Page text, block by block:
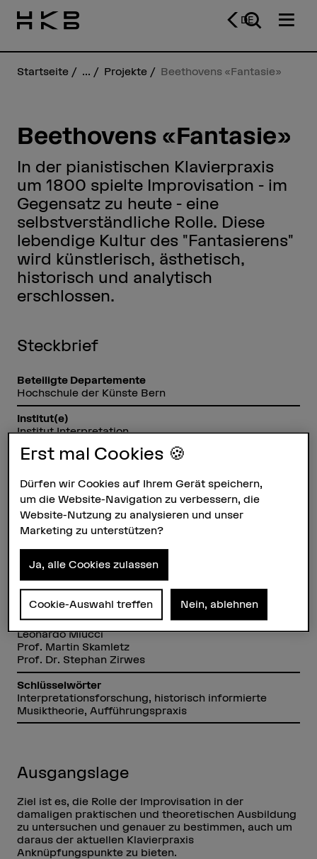
DE
Startseite ... Projekte Beethovens «Fantasie»
Beethovens «Fantasie»
In der pianistischen Klavierpraxis
um 1800 spielte Improvisation - im
Gegensatz zu heute - eine
selbstverständliche Rolle. Diese
lebendige Kultur des "Fantasierens"
wird künstlerisch, ästhetisch,
historisch und analytisch
erschlossen.
Steckbrief
Beteiligte Departemente
Hochschule der Künste Bern
Institut(e)
Institut Interpretation
Forschungseinheit(en)
Förderorganisation
BFH
Laufzeit
Projektleitung
Prof. Dr. Michael Lehner
Projektmitarbeitende
Prof. Dr. Nathalie Meidhof
Leonardo Miucci
Prof. Martin Skamletz
Prof. Dr. Stephan Zirwes
Schlüsselwörter
Interpretationsforschung, historisch informierte
Musiktheorie, Aufführungspraxis
Ausgangslage
Ziel ist es, die Rolle der Improvisation in der
damaligen praktischen und theoretischen Ausbildung
zu untersuchen und genauer zu bestimmen, auch um
daraus der aktuellen Klavierpraxis
Anknüpfungspunkte zu bieten.
Erst mal Cookies 🍪
Dürfen wir Cookies auf Ihrem Gerät speichern,
um die Website-Navigation zu verbessern, die
Website-Nutzung zu analysieren und unser
Marketing zu unterstützen?
Ja, alle Cookies zulassen
Cookie-Auswahl treffen Nein, ablehnen